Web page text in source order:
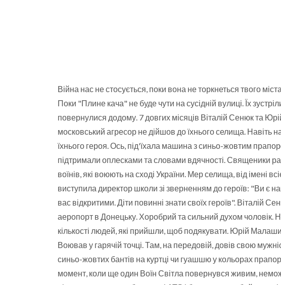
Війна нас не стосується, поки вона не торкнеться твого
Поки "Плине кача" не буде чути на сусідній вулиці. Їх
повернулися додому. 7 довгих місяців Віталій Сенюк та
московський агресор не дійшов до їхнього селища. Навіть
їхнього героя. Ось, під'їхала машина з синьо-жовтим
підтримали оплесками та словами вдячності. Священики
воїнів, які воюють на сході України. Мер селища, від імені
виступила директор школи зі зверненням до героїв: "Ви є
вас відкритими. Діти повинні знати своїх героїв". Віталій
аеропорт в Донецьку. Хоробрий та сильний духом чоловік.
кількості людей, які прийшли, щоб подякувати. Юрій
Воював у гарячій точці. Там, на передовій, довів свою
синьо-жовтих бантів на куртці чи гуашшю у кольорах
момент, коли ще один Воїн Світла повернувся живим,